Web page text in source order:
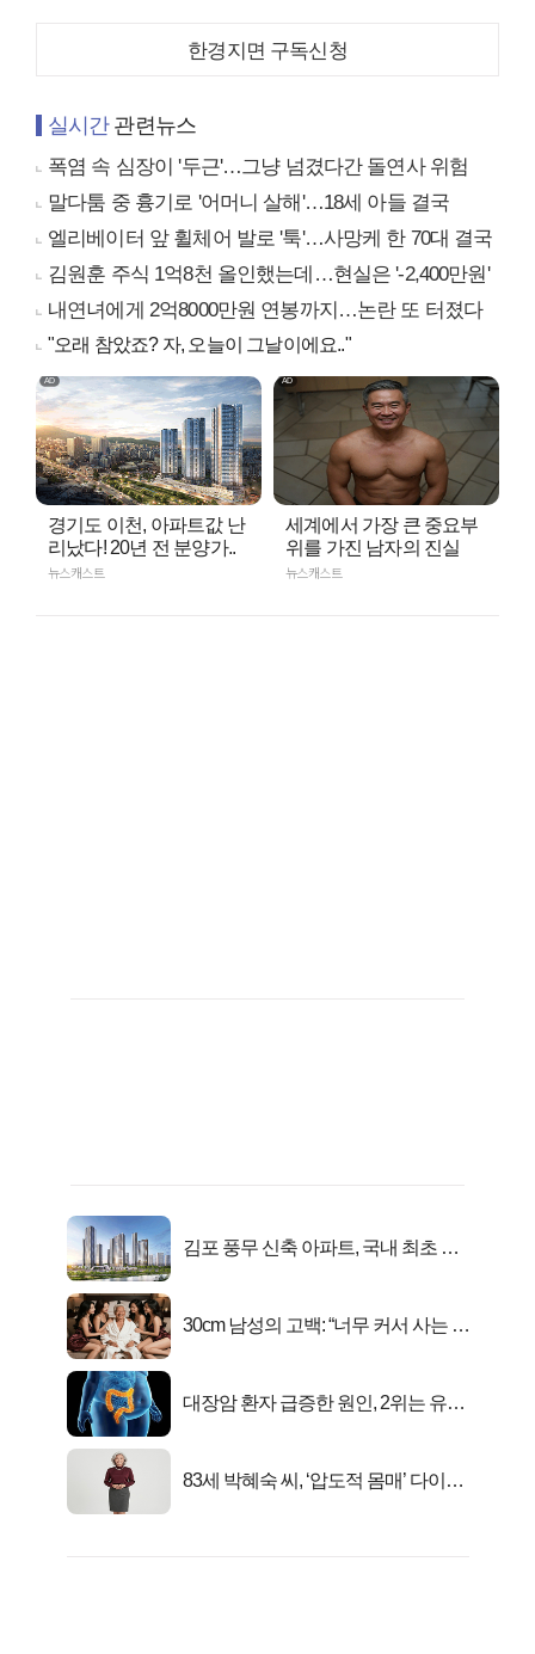
한경지면 구독신청
실시간관련뉴스
폭염 속 심장이 '두근'…그냥 넘겼다간 돌연사 위험
말다툼 중 흉기로 '어머니 살해'…18세 아들 결국
엘리베이터 앞 휠체어 발로 '툭'…사망케 한 70대 결국
김원훈 주식 1억8천 올인했는데…현실은 '-2,400만원'
내연녀에게 2억8000만원 연봉까지…논란 또 터졌다
"오래 참았죠? 자, 오늘이 그날이에요.."
경기도 이천, 아파트값 난
리났다! 20년 전 분양가..
뉴스캐스트
세계에서 가장 큰 중요부
위를 가진 남자의 진실
뉴스캐스트
김포 풍무 신축 아파트, 국내 최초 반
30cm 남성의 고백: “너무 커서 사는 게
대장암 환자 급증한 원인, 2위는 유산
83세 박혜숙 씨, ‘압도적 몸매’ 다이어